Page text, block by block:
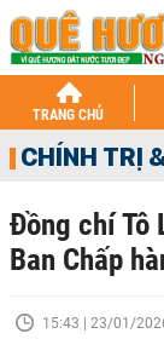
TRANG CHỦ
CHÍNH TRỊ
Đồng chí Tô
Ban Chấp
15:43 | 23/01/